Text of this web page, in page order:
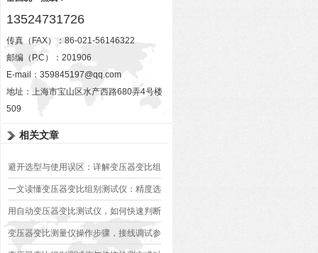
13524731726
传真（FAX）：86-021-56146322
邮编（P.C）：201906
E-mail： 359845197@qq.com
地址：上海市宝山区水产西路680弄4号楼
509
相关文章
避开选型与使用误区：详解变压器变比组
别测试仪的日常校准方法、常见组别识别
异常排查方案
一文读懂变压器变比组别测试仪：精度选
型、接线规范、报告生成全流程标准化操
作指南
用自动变压器变比测试仪，如何快速判断
变压器是否合格？
变压器变比测量仪操作步骤，接线调试参